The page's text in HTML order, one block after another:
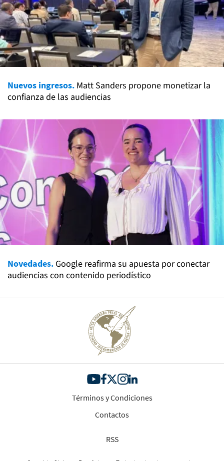
Nuevos ingresos. Matt Sanders propone monetizar la
confianza de las audiencias
Novedades. Google reafirma su apuesta por conectar
audiencias con contenido periodístico
Términos y Condiciones
Contactos
RSS